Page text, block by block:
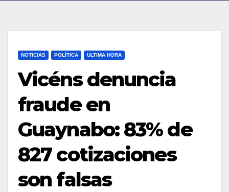
NOTICIAS POLÍTICA ULTIMA HORA
Vicéns denuncia
fraude en
Guaynabo: 83% de
827 cotizaciones
son falsas